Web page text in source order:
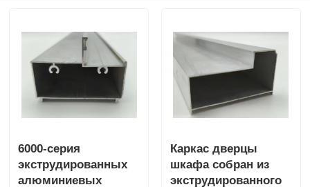
6000-серия
экструдированных
алюминиевых
Каркас дверцы
шкафа собран из
экструдированного